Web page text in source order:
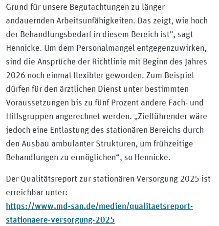
Grund für unsere Begutachtungen zu länger
andauernden Arbeitsunfähigkeiten. Das zeigt, wie hoch
der Behandlungsbedarf in diesem Bereich ist", sagt
Hennicke. Um dem Personalmangel entgegenzuwirken,
sind die Ansprüche der Richtlinie mit Beginn des Jahres
2026 noch einmal flexibler geworden. Zum Beispiel
dürfen für den ärztlichen Dienst unter bestimmten
Voraussetzungen bis zu fünf Prozent andere Fach- und
Hilfsgruppen angerechnet werden. „Zielführender wäre
jedoch eine Entlastung des stationären Bereichs durch
den Ausbau ambulanter Strukturen, um frühzeitige
Behandlungen zu ermöglichen“, so Hennicke.
Der Qualitätsreport zur stationären Versorgung 2025 ist
erreichbar unter:
https://www.md-san.de/medien/qualitaetsreport-
stationaere-versorgung-2025